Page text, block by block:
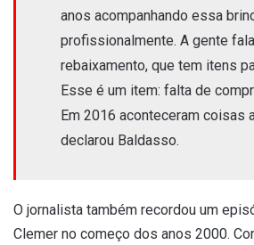
anos acompanhando essa
profissionalmente. A gente
rebaixamento, que tem itens
Esse é um item: falta de
Em 2016 aconteceram coisas
declarou Baldasso.
O jornalista também recordou um
Clemer no começo dos anos 2000.